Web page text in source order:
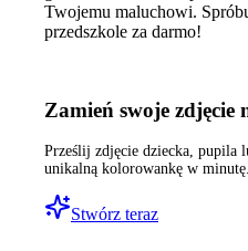
Twojemu maluchowi.
przedszkole za darmo!
Zamień swoje zdjęcie
Prześlij zdjęcie dziecka, pupila
unikalną kolorowankę w minutę.
Stwórz teraz